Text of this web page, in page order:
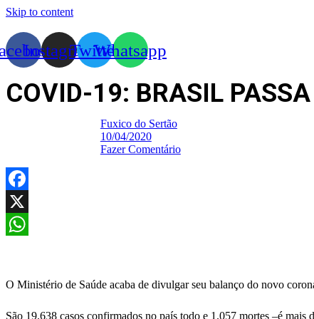
Skip to content
InstagramTwitterWhatsapp
COVID-19: BRASIL
Fuxico do Sertão
10/04/2020
Fazer Comentário
Facebook
X
O Ministério de Saúde acaba de divulgar seu balanço do novo
São 19.638 casos confirmados no país todo e 1.057 mortes –é